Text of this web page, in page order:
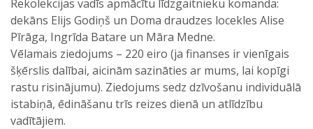
Rekolekcijas vadīs apmācītu līdzgaitnieku komanda:
dekāns Elijs Godiņš un Doma draudzes locekles Alise
Pīrāga, Ingrīda Batare un Māra Medne.
Vēlamais ziedojums – 220 eiro (ja finanses ir vienīgais
šķērslis dalībai, aicinām sazināties ar mums, lai kopīgi
rastu risinājumu). Ziedojums sedz dzīvošanu individuālā
istabiņā, ēdināšanu trīs reizes dienā un atlīdzību
vadītājiem.